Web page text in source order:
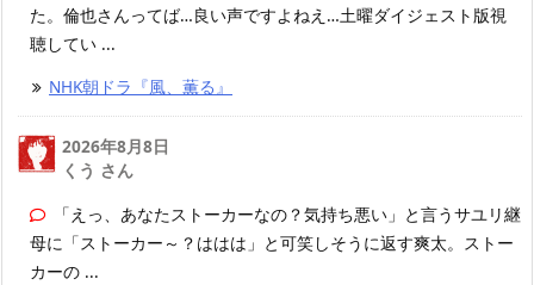
た。倫也さんってば…良い声ですよねえ…土曜ダイジェスト版視
聴してい ...
NHK朝ドラ『風、薫る』
2026年8月8日
くう さん
「えっ、あなたストーカーなの？気持ち悪い」と言うサユリ継
母に「ストーカー～？ははは」と可笑しそうに返す爽太。ストー
カーの ...